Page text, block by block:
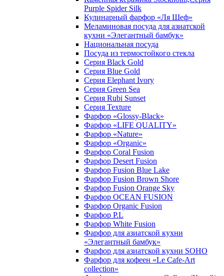
Purple Spider Silk
Кулинарный фарфор «Ля Шеф»
Меламиновая посуда для азиатской
кухни «Элегантный бамбук»
Национальная посуда
Посуда из термостойкого стекла
Серия Black Gold
Серия Blue Gold
Серия Elephant Ivory
Серия Green Sea
Серия Rubi Sunset
Серия Texture
Фарфор «Glossy-Black»
Фарфор «LIFE QUALITY»
Фарфор «Nature»
Фарфор «Organic»
Фарфор Coral Fusion
Фарфор Desert Fusion
Фарфор Fusion Blue Lake
Фарфор Fusion Brown Shore
Фарфор Fusion Orange Sky
Фарфор OCEAN FUSION
Фарфор Organic Fusion
Фарфор P.L
Фарфор White Fusion
Фарфор для азиатской кухни
«Элегантный бамбук»
Фарфор для азиатской кухни SOHO
Фарфор для кофеен «Le Cafe-Art
collection»